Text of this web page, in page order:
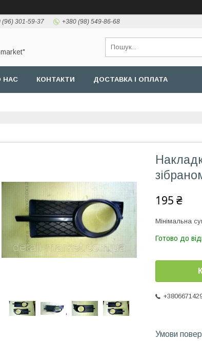
(96) 301-59-37 +380 (98) 549-86-68
НАС КОНТАКТИ ДОСТАВКА І ОПЛАТА
195 ₴
Мінімальна
Готово до